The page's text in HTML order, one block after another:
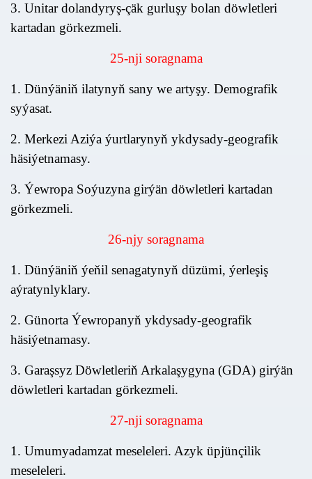
3. Unitar dolandyryş-çäk gurluşy bolan döwletleri
kartadan görkezmeli.
25-njisoragnama
1. Dünýäniň ilatynyň sany we artyşy. Demografik
syýasat.
2. Merkezi Aziýa ýurtlarynyň ykdysady-geografik
häsiýetnamasy.
3. Ýewropa Soýuzyna girýän döwletleri kartadan
görkezmeli.
26-njy soragnama
1. Dünýäniň ýeňil senagatynyň düzümi, ýerleşiş
aýratynlyklary.
2. Günorta Ýewropanyň ykdysady-geografik
häsiýetnamasy.
3. Garaşsyz Döwletleriň Arkalaşygyna (GDA) girýän
döwletleri kartadan görkezmeli.
27-nji soragnama
1. Umumyadamzat meseleleri. Azyk üpjünçilik
meseleleri.